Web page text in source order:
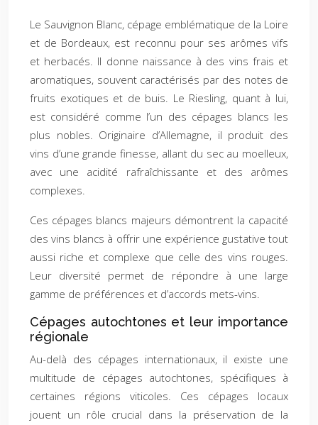
Le Sauvignon Blanc, cépage emblématique de la Loire
et de Bordeaux, est reconnu pour ses arômes vifs
et herbacés. Il donne naissance à des vins frais et
aromatiques, souvent caractérisés par des notes de
fruits exotiques et de buis. Le Riesling, quant à lui,
est considéré comme l’un des cépages blancs les
plus nobles. Originaire d’Allemagne, il produit des
vins d’une grande finesse, allant du sec au moelleux,
avec une acidité rafraîchissante et des arômes
complexes.
Ces cépages blancs majeurs démontrent la capacité
des vins blancs à offrir une expérience gustative tout
aussi riche et complexe que celle des vins rouges.
Leur diversité permet de répondre à une large
gamme de préférences et d’accords mets-vins.
Cépages autochtones et leur importance
régionale
Au-delà des cépages internationaux, il existe une
multitude de cépages autochtones, spécifiques à
certaines régions viticoles. Ces cépages locaux
jouent un rôle crucial dans la préservation de la